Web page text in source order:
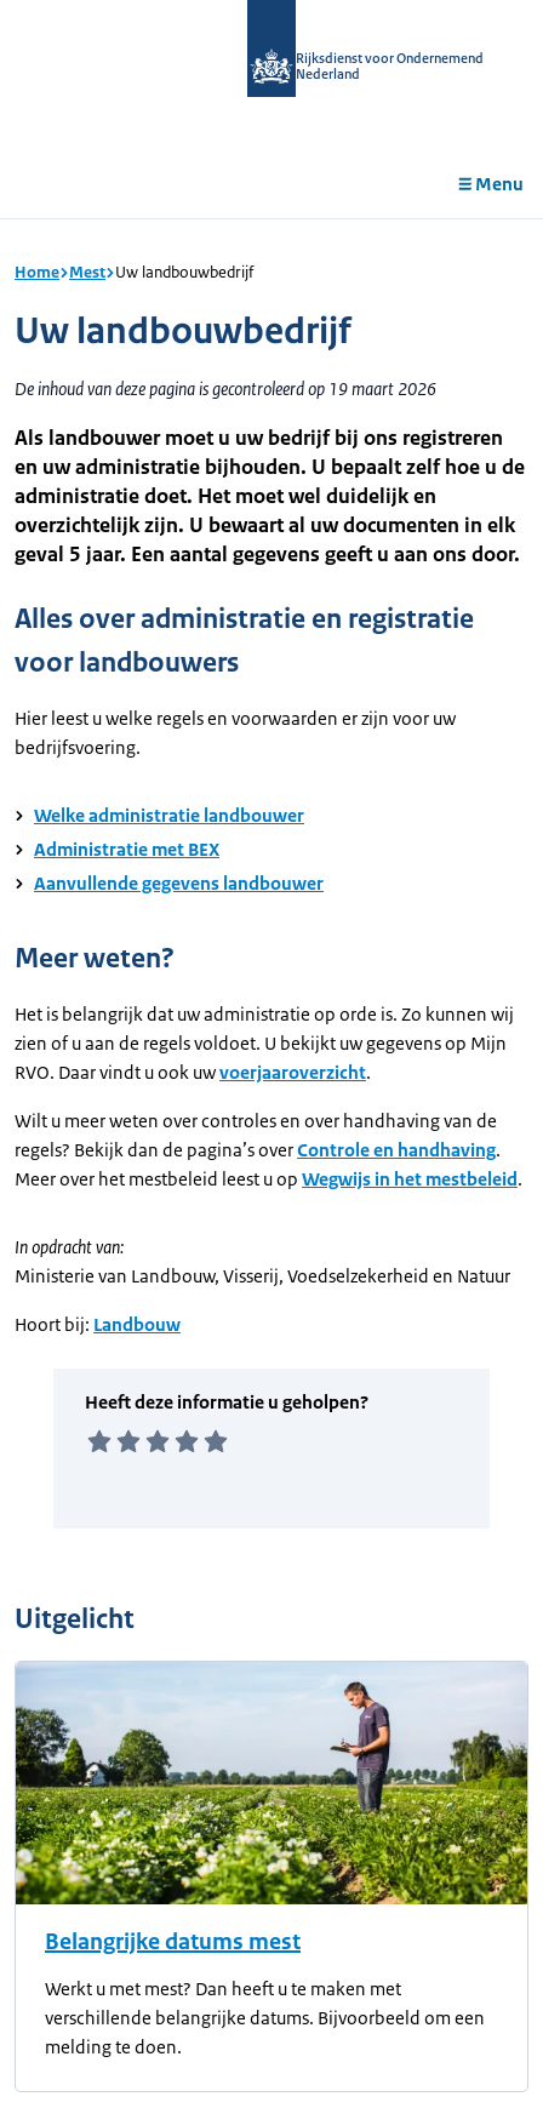
Rijksdienst voor Ondernemend
Nederland
Menu
Home Mest Uw landbouwbedrijf
Uw landbouwbedrijf
De inhoud van deze pagina is gecontroleerd op 19 maart 2026
Als landbouwer moet u uw bedrijf bij ons registreren
en uw administratie bijhouden. U bepaalt zelf hoe u de
administratie doet. Het moet wel duidelijk en
overzichtelijk zijn. U bewaart al uw documenten in elk
geval 5 jaar. Een aantal gegevens geeft u aan ons door.
Alles over administratie en registratie
voor landbouwers
Hier leest u welke regels en voorwaarden er zijn voor uw
bedrijfsvoering.
Welke administratie landbouwer
Administratie met BEX
Aanvullende gegevens landbouwer
Meer weten?
Het is belangrijk dat uw administratie op orde is. Zo kunnen wij
zien of u aan de regels voldoet. U bekijkt uw gegevens op Mijn
RVO. Daar vindt u ook uwvoerjaaroverzicht.
Wilt u meer weten over controles en over handhaving van de
regels? Bekijk dan de pagina’s overControle en handhaving.
Meer over het mestbeleid leest u op Wegwijs in het mestbeleid.
In opdracht van:
Ministerie van Landbouw, Visserij, Voedselzekerheid en Natuur
Hoort bij: Landbouw
Uitgelicht
Belangrijke datums mest
Werkt u met mest? Dan heeft u te maken met
verschillende belangrijke datums. Bijvoorbeeld om een
melding te doen.